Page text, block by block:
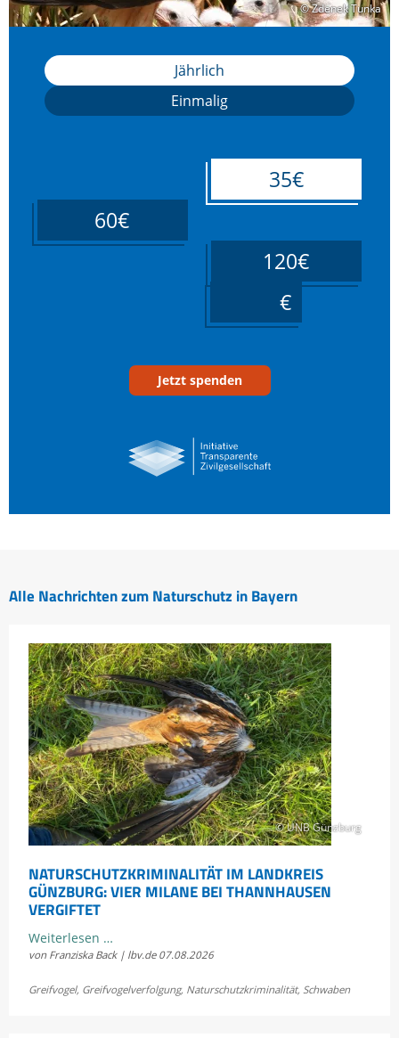
© Zdenek Tunka
© Zdenek Tunka
Jährlich
Einmalig
35€
60€
120€
Jetzt spenden
Alle Nachrichten zum Naturschutz in Bayern
© UNB Günzburg
NATURSCHUTZKRIMINALITÄT IM LANDKREIS
GÜNZBURG: VIER MILANE BEI THANNHAUSEN
VERGIFTET
Weiterlesen …
im
Günzburg:
von Franziska Back | lbv.de 07.08.2026
Greifvogel, Greifvogelverfolgung, Naturschutzkriminalität, Schwaben